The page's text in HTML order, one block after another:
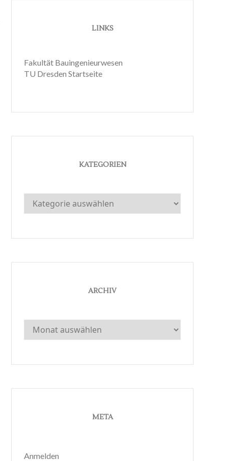
LINKS
Fakultät Bauingenieurwesen
TU Dresden Startseite
KATEGORIEN
Kategorien
ARCHIV
Archiv
META
Anmelden